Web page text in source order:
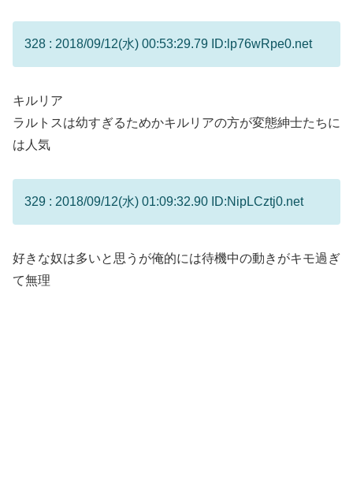
328 : 2018/09/12(水) 00:53:29.79 ID:lp76wRpe0.net
キルリア
ラルトスは幼すぎるためかキルリアの方が変態紳士たちに
は人気
329 : 2018/09/12(水) 01:09:32.90 ID:NipLCztj0.net
好きな奴は多いと思うが俺的には待機中の動きがキモ過ぎ
て無理